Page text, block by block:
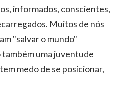
informados, conscientes,
Muitos de nós
"salvar o mundo"
também uma juventude
medo de se posicionar,